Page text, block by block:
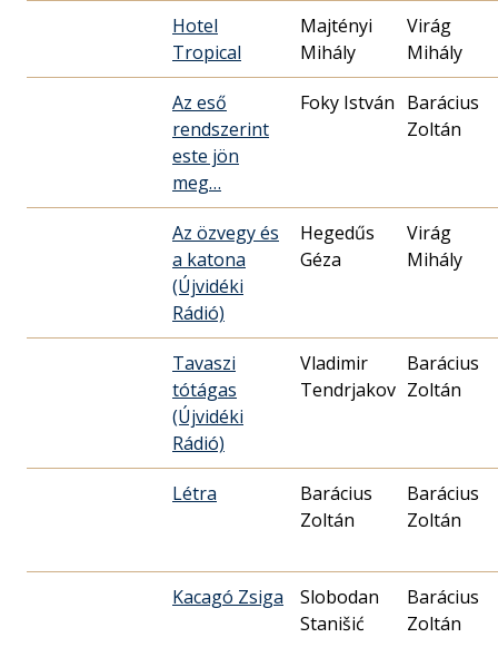
Hotel
Tropical
Majtényi
Mihály
Virág
Mihály
Az eső
rendszerint
este jön
meg…
Foky István Barácius
Zoltán
Az özvegy és
a katona
(Újvidéki
Rádió)
Hegedűs
Géza
Virág
Mihály
Tavaszi
tótágas
(Újvidéki
Rádió)
Vladimir
Tendrjakov
Barácius
Zoltán
Létra
Barácius
Zoltán
Barácius
Zoltán
Kacagó Zsiga
Slobodan
Stanišić
Barácius
Zoltán